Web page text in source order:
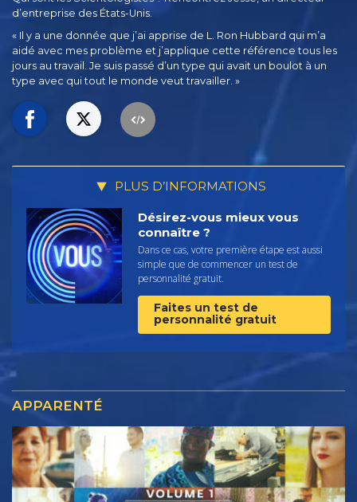
d’entreprise des États-Unis.
« Il y a une donnée que j’ai apprise de L. Ron Hubbard qui m’a
aidé avec mes problème et j’applique cette référence tous les
jours au travail. Je suis passé d’un type qui avait un boulot à un
type avec qui tout le monde veut travailler. »
PLUS D’INFORMATIONS
Désirez-vous mieux vous
connaître ?
Dans ce cas, votre première étape est aussi
simple que de commencer un test de
personnalité gratuit.
Faites un test de
personnalité gratuit
APPARENTÉ